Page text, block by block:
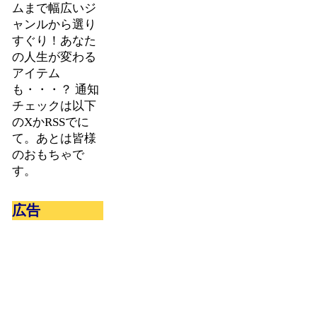
ムまで幅広いジ
ャンルから選り
すぐり！あなた
の人生が変わる
アイテム
も・・・？ 通知
チェックは以下
のXかRSSでに
て。あとは皆様
のおもちゃで
す。
広告